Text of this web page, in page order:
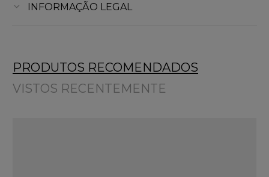
INFORMAÇÃO LEGAL
PRODUTOS RECOMENDADOS
VISTOS RECENTEMENTE